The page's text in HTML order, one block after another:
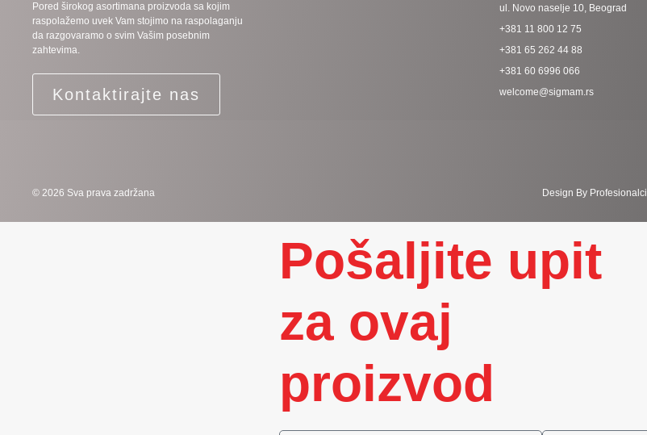
Pored širokog asortimana proizvoda sa kojim
raspolažemo uvek Vam stojimo na raspolaganju
da razgovaramo o svim Vašim posebnim
zahtevima.
Kontaktirajte nas
ul. Novo naselje 10, Beograd
+381 11 800 12 75
+381 65 262 44 88
+381 60 6996 066
welcome@sigmam.rs
© 2026 Sva prava zadržana Design By Profesionalci
Pošaljite upit
za ovaj
proizvod